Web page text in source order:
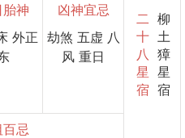
神
外正
凶神宜忌
劫煞 五虚 八
风 重日
忌
二
十
八
星
宿
柳
土
獐
星
宿